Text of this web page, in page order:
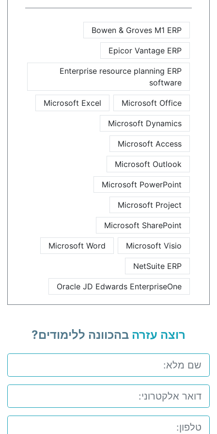
Bowen & Groves M1 ERP
Epicor Vantage ERP
Enterprise resource planning ERP
software
Microsoft Office
Microsoft Excel
Microsoft Dynamics
Microsoft Access
Microsoft Outlook
Microsoft PowerPoint
Microsoft Project
Microsoft SharePoint
Microsoft Visio
Microsoft Word
NetSuite ERP
Oracle JD Edwards EnterpriseOne
רוצה עזרה בהכוונה ללימודים?